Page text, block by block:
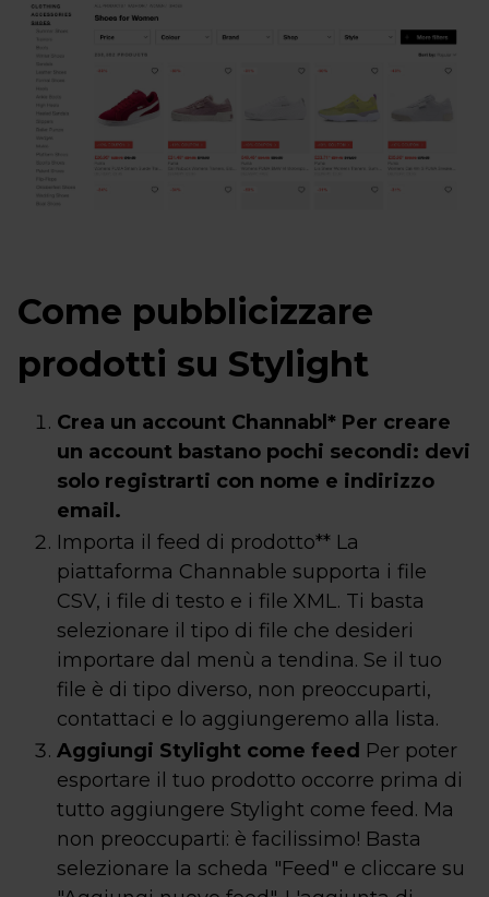
Come pubblicizzare
prodotti su Stylight
Crea un account Channabl* Per creare
un account bastano pochi secondi: devi
solo registrarti con nome e indirizzo
email.
Importa il feed di prodotto** La
piattaforma Channable supporta i file
CSV, i file di testo e i file XML. Ti basta
selezionare il tipo di file che desideri
importare dal menù a tendina. Se il tuo
file è di tipo diverso, non preoccuparti,
contattaci e lo aggiungeremo alla lista.
Aggiungi Stylight come feed Per poter
esportare il tuo prodotto occorre prima di
tutto aggiungere Stylight come feed. Ma
non preoccuparti: è facilissimo! Basta
selezionare la scheda "Feed" e cliccare su